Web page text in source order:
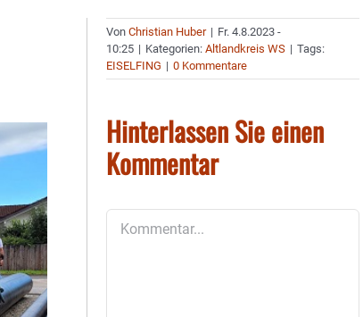
VonChristian Huber | Fr. 4.8.2023 -
10:25 | Kategorien:Altlandkreis WS | Tags:
EISELFING | 0 Kommentare
Hinterlassen Sie einen
Kommentar